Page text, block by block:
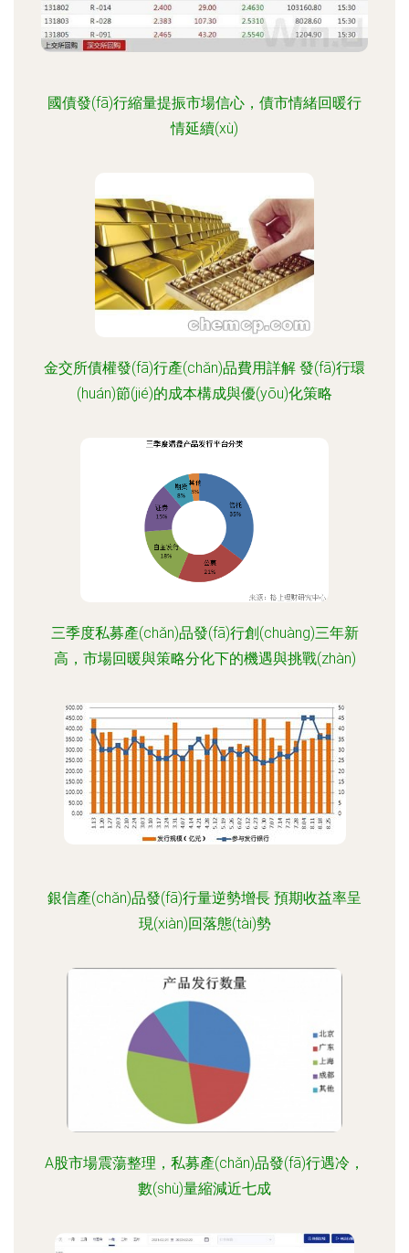
國債發(fā)行縮量提振市場信心，債市情緒回暖行
情延續(xù)
金交所債權發(fā)行產(chǎn)品費用詳解 發(fā)行環
(huán)節(jié)的成本構成與優(yōu)化策略
三季度私募產(chǎn)品發(fā)行創(chuàng)三年新
高，市場回暖與策略分化下的機遇與挑戰(zhàn)
銀信產(chǎn)品發(fā)行量逆勢增長 預期收益率呈
現(xiàn)回落態(tài)勢
A股市場震蕩整理，私募產(chǎn)品發(fā)行遇冷，
數(shù)量縮減近七成